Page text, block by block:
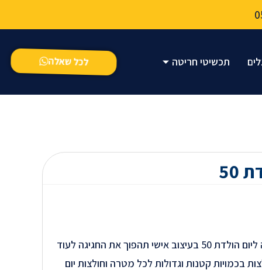
תכשיטי חריטה לכל שאלה
יום הולדת חגיגה נחמדת… חולצה ליום הולדת 50 בעיצוב אישי תהפוך את החגיגה לעוד
בכמויות קטנות וגדולות לכל מטרה וחולצות יום